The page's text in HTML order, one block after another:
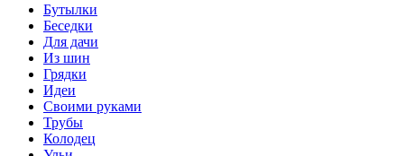
Бутылки
Беседки
Для дачи
Из шин
Грядки
Идеи
Своими руками
Трубы
Колодец